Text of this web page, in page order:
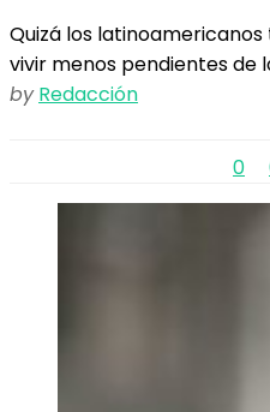
Quizá los
vivir menos pendientes de
by Redacción
0